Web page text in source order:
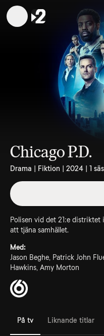
Chicago P.D.
Drama | Fiktion | 2024 | 1
Polisen vid det 21:e
att tjäna samhället.
Med:
Jason Beghe, Patrick John
Hawkins, Amy Morton
På tv Liknande titlar